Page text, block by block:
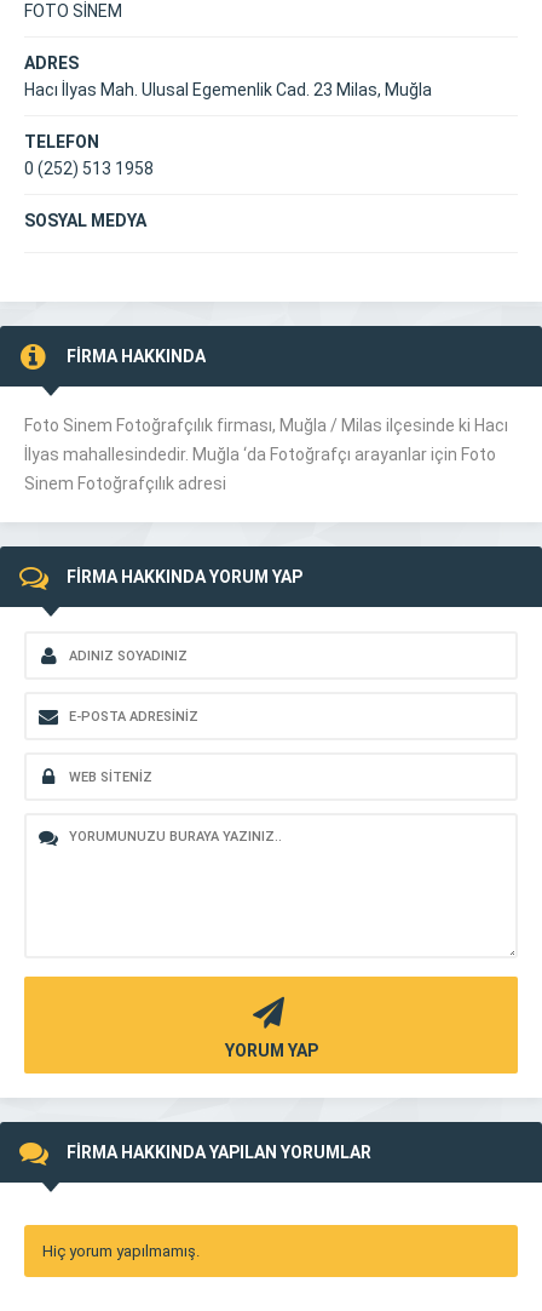
FOTO SİNEM
ADRES
Hacı İlyas Mah. Ulusal Egemenlik Cad. 23 Milas, Muğla
TELEFON
0 (252) 513 1958
SOSYAL MEDYA
FİRMA HAKKINDA
Foto Sinem Fotoğrafçılık firması, Muğla / Milas ilçesinde ki Hacı
İlyas mahallesindedir. Muğla ‘da Fotoğrafçı arayanlar için Foto
Sinem Fotoğrafçılık adresi
FİRMA HAKKINDA YORUM YAP
YORUM YAP
FİRMA HAKKINDA YAPILAN YORUMLAR
Hiç yorum yapılmamış.